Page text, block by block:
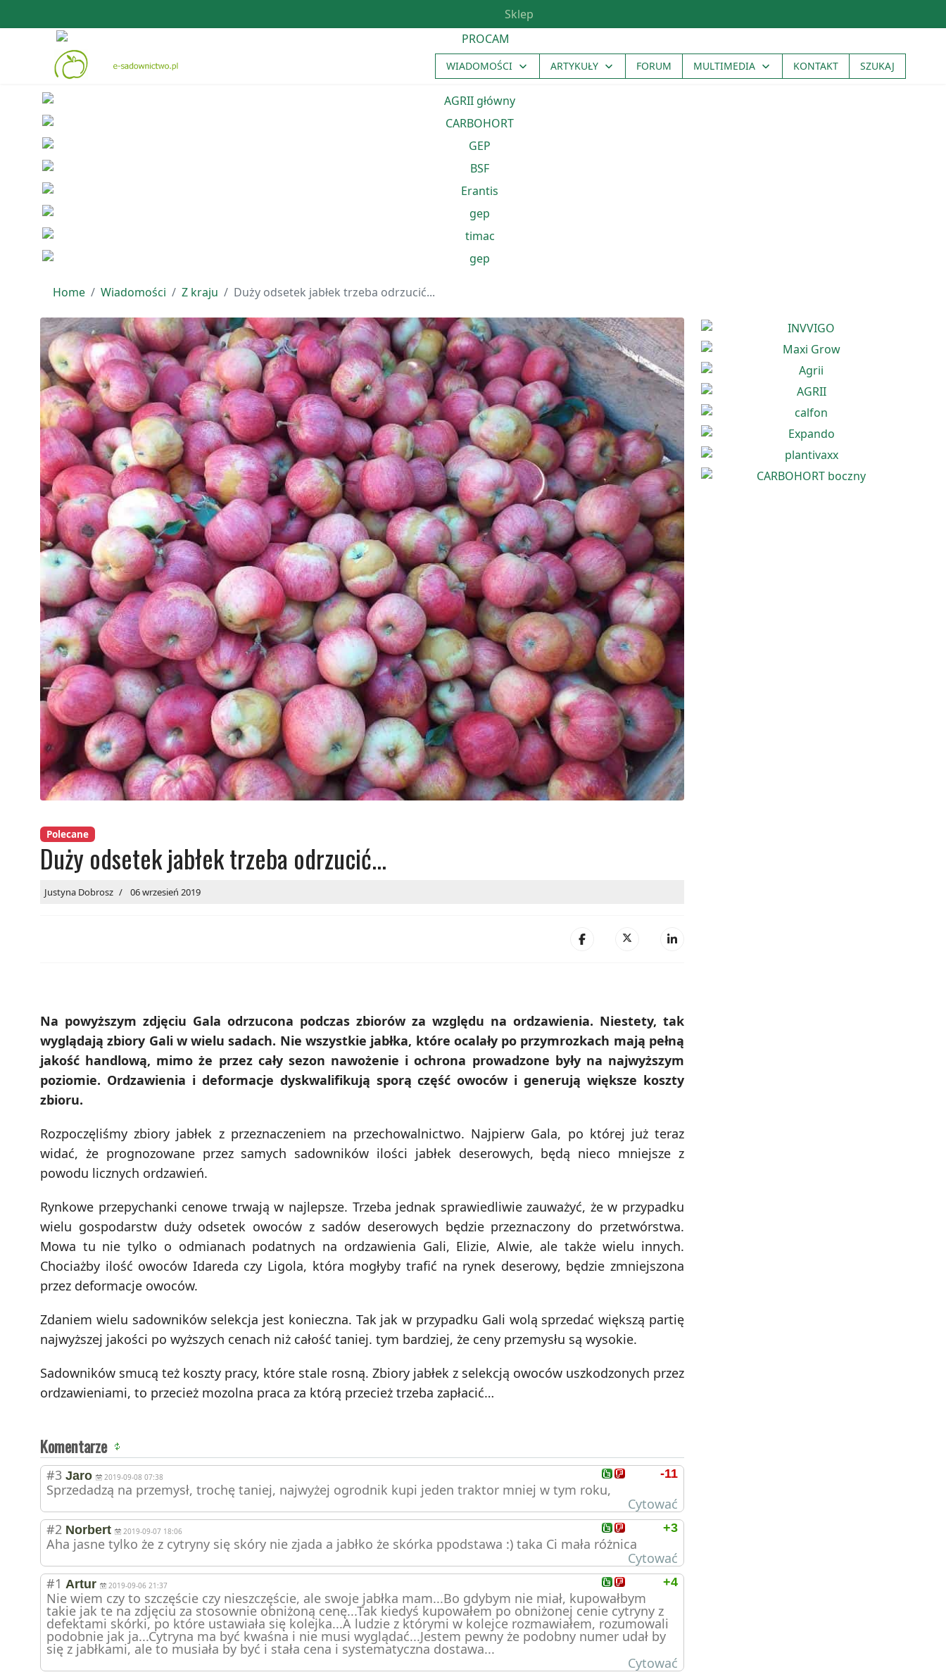
Sklep
WIADOMOŚCI ARTYKUŁY FORUM MULTIMEDIA KONTAKT SZUKAJ
Home Wiadomości Z kraju Duży odsetek jabłek trzeba odrzucić...
Polecane
Duży odsetek jabłek trzeba odrzucić...
Justyna Dobrosz 06 wrzesień 2019
Na powyższym zdjęciu Gala odrzucona podczas zbiorów za względu na ordzawienia. Niestety, tak
wyglądają zbiory Gali w wielu sadach. Nie wszystkie jabłka, które ocalały po przymrozkach mają pełną
jakość handlową, mimo że przez cały sezon nawożenie i ochrona prowadzone były na najwyższym
poziomie. Ordzawienia i deformacje dyskwalifikują sporą część owoców i generują większe koszty
zbioru.
Rozpoczęliśmy zbiory jabłek z przeznaczeniem na przechowalnictwo. Najpierw Gala, po której już teraz
widać, że prognozowane przez samych sadowników ilości jabłek deserowych, będą nieco mniejsze z
powodu licznych ordzawień.
Rynkowe przepychanki cenowe trwają w najlepsze. Trzeba jednak sprawiedliwie zauważyć, że w przypadku
wielu gospodarstw duży odsetek owoców z sadów deserowych będzie przeznaczony do przetwórstwa.
Mowa tu nie tylko o odmianach podatnych na ordzawienia Gali, Elizie, Alwie, ale także wielu innych.
Chociażby ilość owoców Idareda czy Ligola, która mogłyby trafić na rynek deserowy, będzie zmniejszona
przez deformacje owoców.
Zdaniem wielu sadowników selekcja jest konieczna. Tak jak w przypadku Gali wolą sprzedać większą partię
najwyższej jakości po wyższych cenach niż całość taniej. tym bardziej, że ceny przemysłu są wysokie.
Sadowników smucą też koszty pracy, które stale rosną. Zbiory jabłek z selekcją owoców uszkodzonych przez
ordzawieniami, to przecież mozolna praca za którą przecież trzeba zapłacić…
Komentarze
-11
#3 Jaro 2019-09-08 07:38
Sprzedadzą na przemysł, trochę taniej, najwyżej ogrodnik kupi jeden traktor mniej w tym roku,
Cytować
+3
#2 Norbert 2019-09-07 18:06
Aha jasne tylko że z cytryny się skóry nie zjada a jabłko że skórka ppodstawa :) taka Ci mała różnica
Cytować
+4
#1 Artur 2019-09-06 21:37
Nie wiem czy to szczęście czy nieszczęście, ale swoje jabłka mam...Bo gdybym nie miał, kupowałbym
takie jak te na zdjęciu za stosownie obniżoną cenę...Tak kiedyś kupowałem po obniżonej cenie cytryny z
defektami skórki, po które ustawiała się kolejka...A ludzie z którymi w kolejce rozmawiałem, rozumowali
podobnie jak ja...Cytryna ma być kwaśna i nie musi wyglądać...Jestem pewny że podobny numer udał by
się z jabłkami, ale to musiała by być i stała cena i systematyczna dostawa...
Cytować